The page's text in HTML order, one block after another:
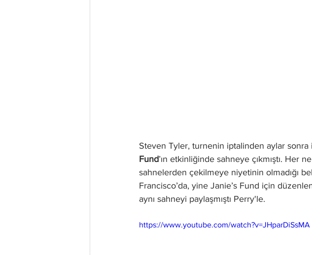
Steven Tyler, turnenin iptalinden aylar sonra
Fund’ın etkinliğinde sahneye çıkmıştı. Her
sahnelerden çekilmeye niyetinin olmadığı
Francisco’da, yine Janie’s Fund için
aynı sahneyi paylaşmıştı Perry'le.
https://www.youtube.com/watch?v=JHparDiSsMA